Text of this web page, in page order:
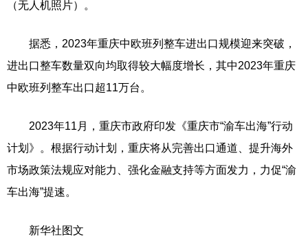
（无人机照片）。
据悉，2023年重庆中欧班列整车进出口规模迎来突破，
进出口整车数量双向均取得较大幅度增长，其中2023年重庆
中欧班列整车出口超11万台。
2023年11月，重庆市政府印发《重庆市“渝车出海”行动
计划》。根据行动计划，重庆将从完善出口通道、提升海外
市场政策法规应对能力、强化金融支持等方面发力，力促“渝
车出海”提速。
新华社图文